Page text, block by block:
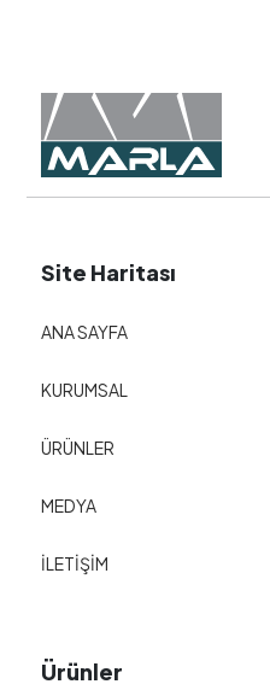
Site Haritası
ANA SAYFA
KURUMSAL
ÜRÜNLER
MEDYA
İLETİŞİM
Ürünler